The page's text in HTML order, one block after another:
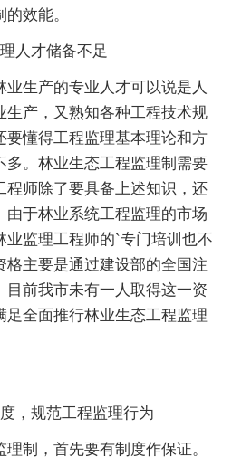
效能。
人才储备不足
生产的专业人才可以说是人
生产，又熟知各种工程技术规
要懂得工程监理基本理论和方
多。林业生态工程监理制需要
程师除了要具备上述知识，还
由于林业系统工程监理的市场
业监理工程师的`专门培训也不
格主要是通过建设部的全国注
目前我市未有一人取得这一资
足全面推行林业生态工程监理
规范工程监理行为
制，首先要有制度作保证。